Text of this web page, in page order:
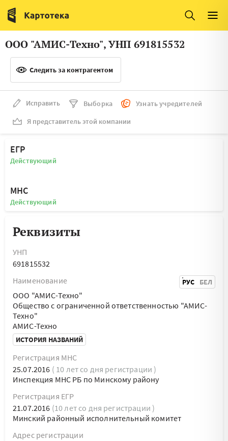
Италия
Люксембург
Литва
Нидерланды
ООО "АМИС-Техно", УНП 691815532
Следить за контрагентом
Исправить Выборка
Узнать учредителей
Я представитель этой компании
ЕГР
Действующий
МНС
Действующий
Реквизиты
УНП
691815532
Наименование
РУС БЕЛ
ООО "АМИС-Техно"
Общество с ограниченной ответственностью "АМИС-
Техно"
АМИС-Техно
ИСТОРИЯ НАЗВАНИЙ
Регистрация МНС
25.07.2016 ( 10 лет со дня регистрации )
Инспекция МНС РБ по Минскому району
Регистрация ЕГР
21.07.2016 (10 лет со дня регистрации )
Минский районный исполнительный комитет
Адрес регистрации